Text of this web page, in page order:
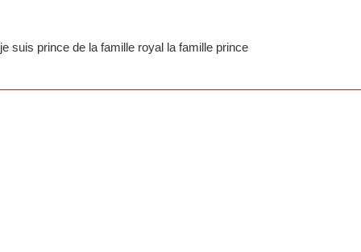
je suis prince de la famille royal la famille prince